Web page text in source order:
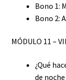
Bono 1:
Bono 2:
MÓDULO 11 –
¿Qué
de